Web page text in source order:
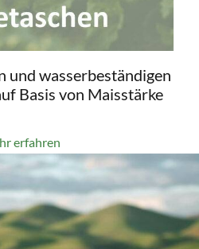
und wasserbeständigen
Basis von Maisstärke
erfahren